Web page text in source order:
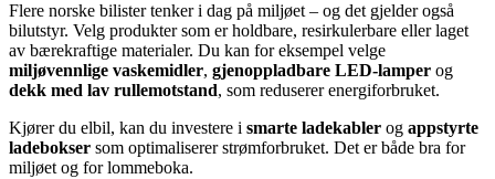
Flere norske bilister tenker i dag på miljøet – og det gjelder også
bilutstyr. Velg produkter som er holdbare, resirkulerbare eller laget
av bærekraftige materialer. Du kan for eksempel velge
miljøvennlige vaskemidler, gjenoppladbare LED-lamper og
dekk med lav rullemotstand, som reduserer energiforbruket.
Kjører du elbil, kan du investere i smarte ladekabler og appstyrte
ladebokser som optimaliserer strømforbruket. Det er både bra for
miljøet og for lommeboka.